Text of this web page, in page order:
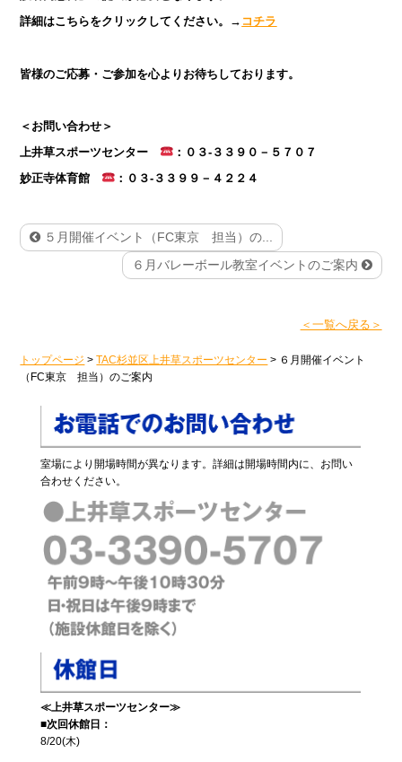
詳細はこちらをクリックしてください。→ コチラ
皆様のご応募・ご参加を心よりお待ちしております。
＜お問い合わせ＞
上井草スポーツセンター
：０３-３３９０－５７０７
妙正寺体育館
：０３-３３９９－４２２４
５月開催イベント（FC東京 担当）の...
６月バレーボール教室イベントのご案内
＜一覧へ戻る＞
トップページ >TAC杉並区上井草スポーツセンター > ６月開催イベント
（FC東京 担当）のご案内
室場により開場時間が異なります。詳細は開場時間内に、お問い
合わせください。
≪上井草スポーツセンター≫
■次回休館日：
8/20(木)